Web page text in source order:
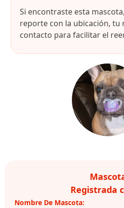
Si encontraste esta
reporte con la ubicación, tu
contacto para facilitar el
Registrada
Nombre De Mascota: